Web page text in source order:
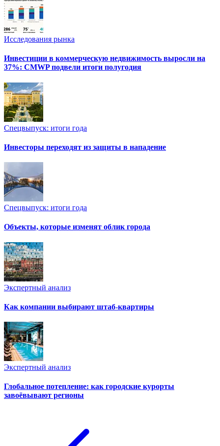
Исследования рынка
Инвестиции в коммерческую недвижимость выросли на
37%: CMWP подвели итоги полугодия
Спецвыпуск: итоги года
Инвесторы переходят из защиты в нападение
Спецвыпуск: итоги года
Объекты, которые изменят облик города
Экспертный анализ
Как компании выбирают штаб-квартиры
Экспертный анализ
Глобальное потепление: как городские курорты
завоёвывают регионы